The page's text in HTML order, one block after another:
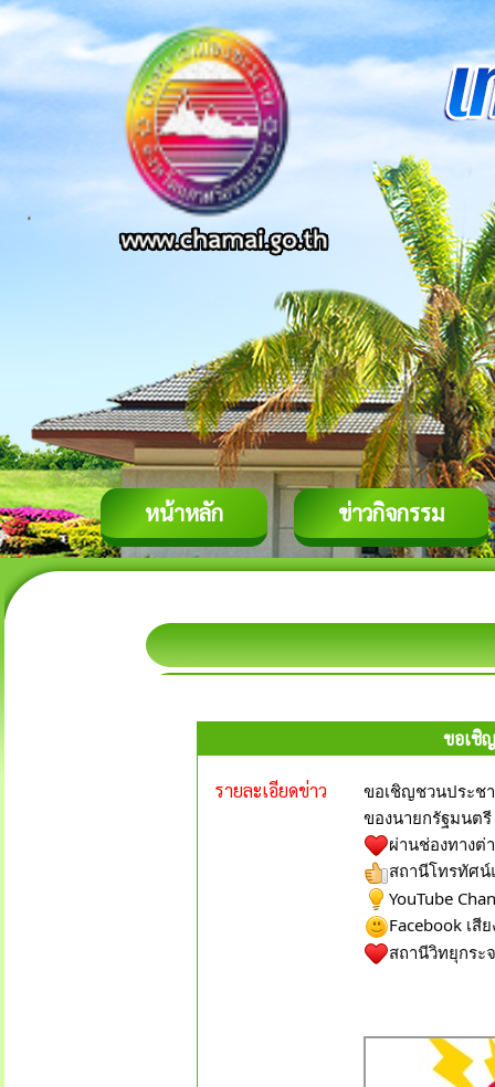
หน้าหลัก ข่าวกิจกรรม
ขอเชิ
รายละเอียดข่าว
ขอเชิญชวนประช
ของนายกรัฐมนตรี
ผ่านช่องทางต่
สถานีโทรทัศน์
YouTube
Facebook เสี
สถานีวิทยุกระ